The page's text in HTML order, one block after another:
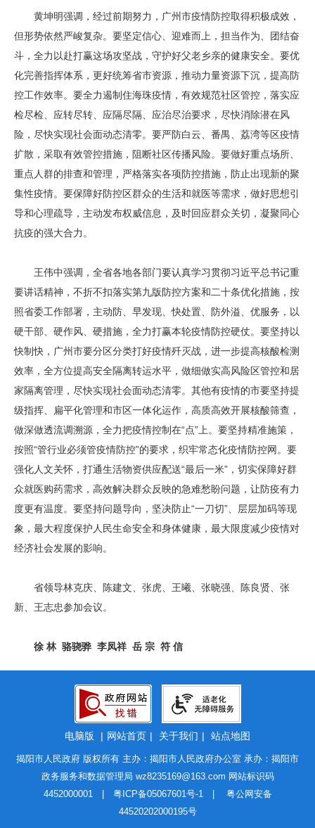
黄坤明强调，经过前期努力，广州市疫情防控取得积极成效，
但形势依然严峻复杂。要坚定信心、迎难而上，担当作为、团结奋
斗，全力以赴打赢这场攻坚战，守护好父老乡亲的健康安全。要优
化完善指挥体系，更好统筹省市资源，推动力量资源下沉，提高防
控工作效率。要全力遏制住海珠疫情，有效规范社区管控，落实应
检尽检、应转尽转、应隔尽隔、应治尽治要求，尽快消除潜在风
险，尽快实现社会面动态清零。要严防白云、番禺、荔湾等区疫情
扩散，采取有效管控措施，阻断社区传播风险。要做好重点场所、
重点人群的排查和管理，严格落实各项防控措施，防止出现新的聚
集性疫情。要保障好防控区群众的生活和就医等需求，做好思想引
导和心理疏导，主动发布权威信息，及时回应群众关切，凝聚同心
抗疫的强大合力。
王伟中强调，全省各地各部门要认真学习贯彻习近平总书记重
要讲话精神，不折不扣落实第九版防控方案和二十条优化措施，按
照省委工作部署，主动防、早发现、快处置、防外溢、优服务，以
硬干部、硬作风、硬措施，全力打赢本轮疫情防控硬仗。要坚持以
快制快，广州市要分区分类打好疫情歼灭战，进一步提高核酸检测
效率，全方位提高安全隔离转运水平，做细做实高风险区管控和居
家隔离管理，尽快实现社会面动态清零。其他有疫情的市要坚持提
级指挥、扁平化管理和市区一体化运作，高质高效开展核酸筛查，
做深做透流调溯源，全力把疫情控制在“点”上。要坚持精准施策，
按照“管行业必须管疫情防控”的要求，织牢常态化疫情防控网。要
强化人文关怀，打通生活物资供应配送“最后一米”，切实保障好群
众就医购药需求，高效解决群众反映的急难愁盼问题，让防疫有力
度更有温度。要坚持问题导向，坚决防止“一刀切”、层层加码等现
象，最大程度保护人民生命安全和身体健康，最大限度减少疫情对
经济社会发展的影响。
省领导林克庆、陈建文、张虎、王曦、张晓强、陈良贤、张
新、王志忠参加会议。
徐 林 骆骁骅 李凤祥 岳 宗 符 信
电脑版 | 网站首页 | 关于我们 | 站点地图
揭阳市人民政府 版权所有 主办：揭阳市人民政府办公室 承办：揭阳市
政务服务和数据管理局 wz8235169@163.com 网站标识码
4452000001 | 粤ICP备05067601号-1| 粤公网安备
44520202000195号